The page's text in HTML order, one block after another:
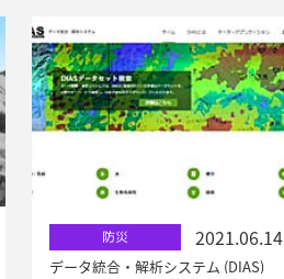
防災 2021.06.14
データ統合・解析システム (DIAS)